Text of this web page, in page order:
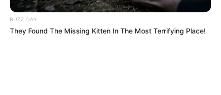
MANTÉNGASE EN ALERTA
BUZZ DAY
They Found The Missing Kitten In The Most Terrifying Place!